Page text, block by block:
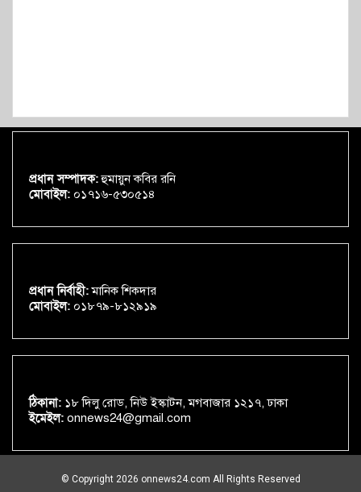
প্রধান সম্পাদক:হুমায়ুন কবির রনি
মোবাইল: ০১৭১৬-৫৩০৫১৪
প্রধান নির্বাহী:মানিক শিকদার
মোবাইল: ০১৮৭৯-৮১২৯১৯
ঠিকানা: ১৮ দিলু রোড, নিউ ইস্কাটন, মগবাজার ১২১৭, ঢাকা
ইমেইল: onnews24@gmail.com
© Copyright 2026 onnews24.com All Rights Reserved